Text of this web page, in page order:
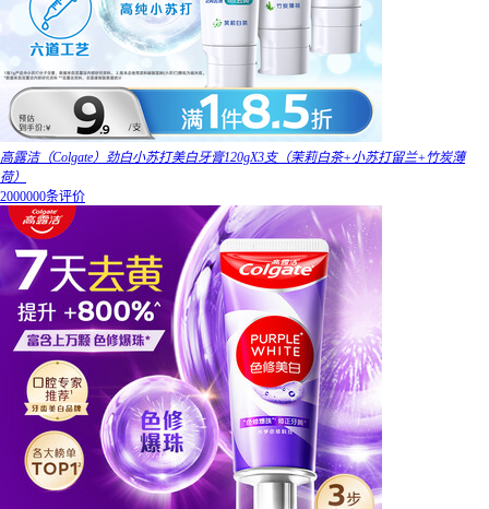
高露洁（Colgate）劲白小苏打美白牙膏120gX3支（茉莉白茶+小苏打留兰+竹炭薄
荷）
2000000条评价